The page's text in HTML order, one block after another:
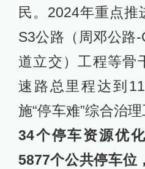
民。2024年重点推
S3公路（周邓公路
道立交）工程等骨
速路总里程达到
施“停车难”综合治
34个停车资源优
5877个公共停车位